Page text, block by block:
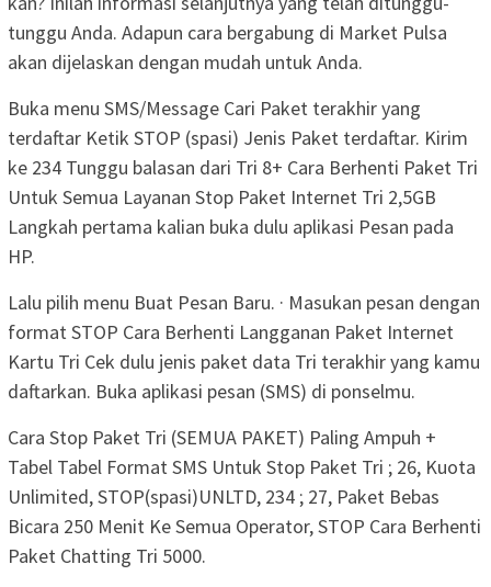
tunggu Anda. Adapun cara bergabung di Market Pulsa
akan dijelaskan dengan mudah untuk Anda.
Buka menu SMS/Message Cari Paket terakhir yang
terdaftar Ketik STOP (spasi) Jenis Paket terdaftar. Kirim
ke 234 Tunggu balasan dari Tri 8+ Cara Berhenti Paket Tri
Untuk Semua Layanan Stop Paket Internet Tri 2,5GB
Langkah pertama kalian buka dulu aplikasi Pesan pada
HP.
Lalu pilih menu Buat Pesan Baru. · Masukan pesan dengan
format STOP Cara Berhenti Langganan Paket Internet
Kartu Tri Cek dulu jenis paket data Tri terakhir yang kamu
daftarkan. Buka aplikasi pesan (SMS) di ponselmu.
Cara Stop Paket Tri (SEMUA PAKET) Paling Ampuh +
Tabel Tabel Format SMS Untuk Stop Paket Tri ; 26, Kuota
Unlimited, STOP(spasi)UNLTD, 234 ; 27, Paket Bebas
Bicara 250 Menit Ke Semua Operator, STOP Cara Berhenti
Paket Chatting Tri 5000.